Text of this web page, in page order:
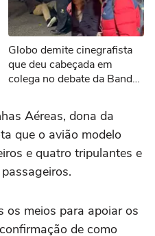
Globo demite cinegrafista
que deu cabeçada em
colega no debate da Band
Aéreas, dona da
que o avião modelo
e quatro tripulantes e
os meios para apoiar os
de como